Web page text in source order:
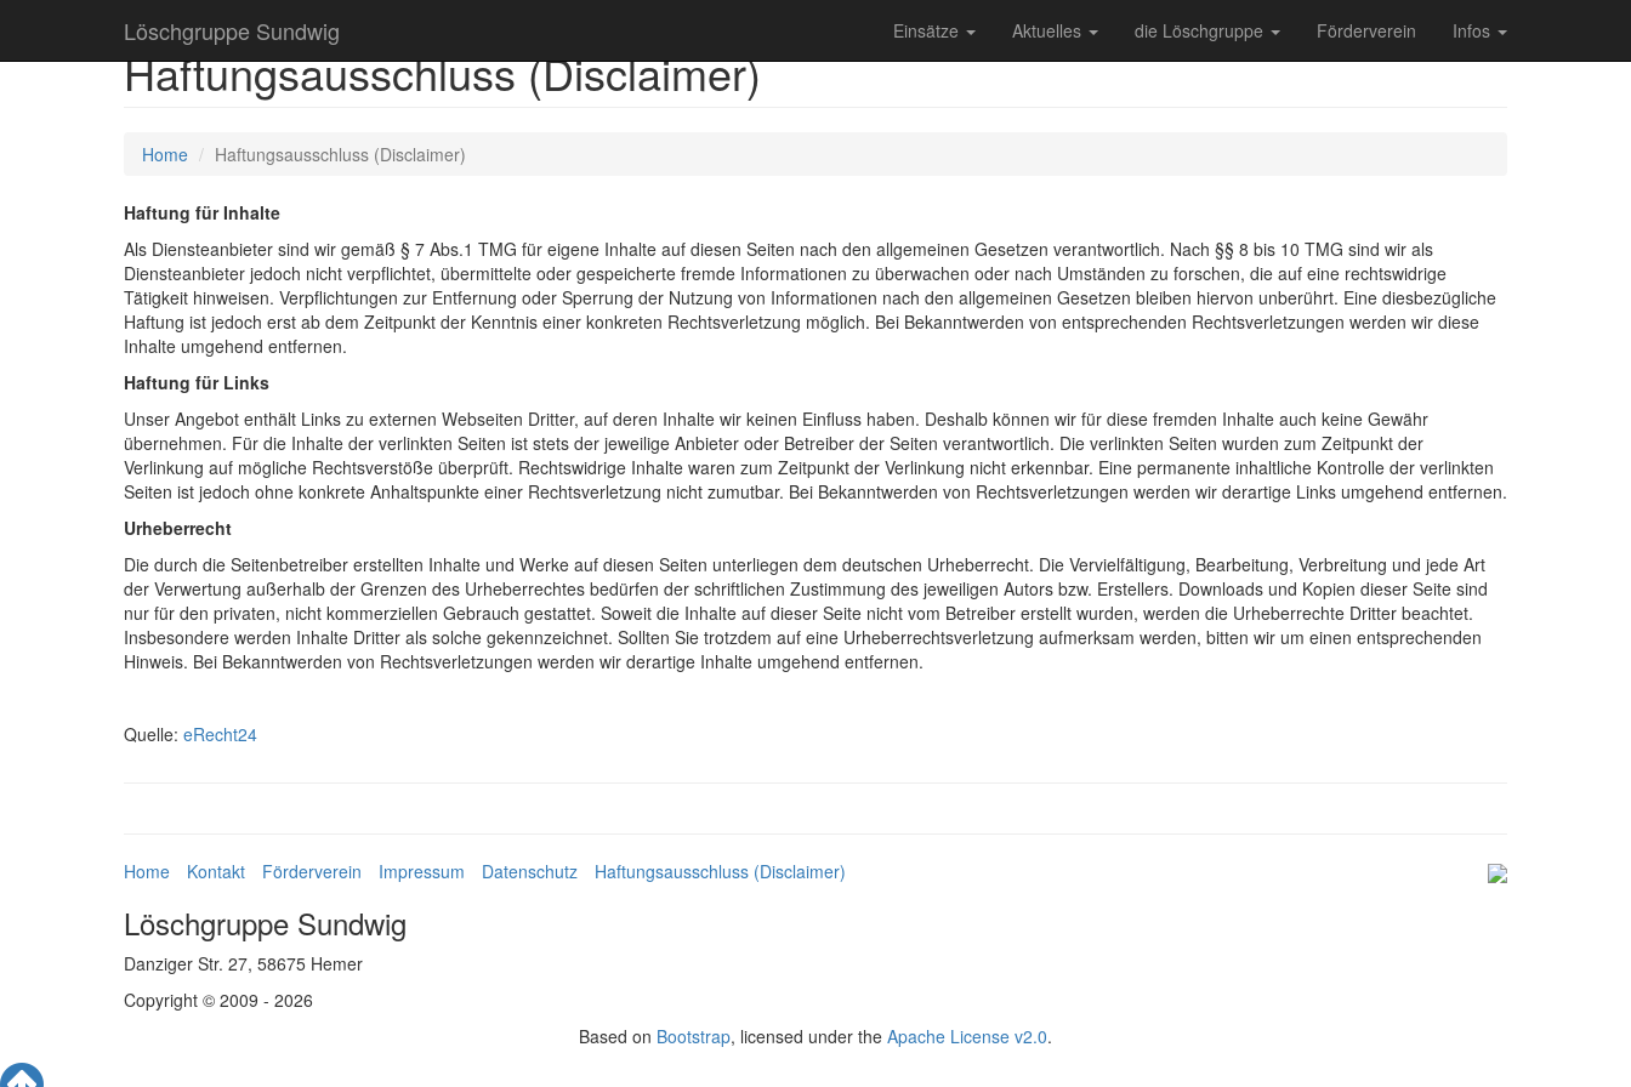
Löschgruppe Sundwig Einsätze Aktuelles die Löschgruppe Förderverein Infos
Haftungsausschluss (Disclaimer)
Home Haftungsausschluss (Disclaimer)
Haftung für Inhalte
Als Diensteanbieter sind wir gemäß § 7 Abs.1 TMG für eigene Inhalte auf diesen Seiten nach den allgemeinen Gesetzen verantwortlich. Nach §§ 8 bis 10 TMG sind wir als
Diensteanbieter jedoch nicht verpflichtet, übermittelte oder gespeicherte fremde Informationen zu überwachen oder nach Umständen zu forschen, die auf eine rechtswidrige
Tätigkeit hinweisen. Verpflichtungen zur Entfernung oder Sperrung der Nutzung von Informationen nach den allgemeinen Gesetzen bleiben hiervon unberührt. Eine diesbezügliche
Haftung ist jedoch erst ab dem Zeitpunkt der Kenntnis einer konkreten Rechtsverletzung möglich. Bei Bekanntwerden von entsprechenden Rechtsverletzungen werden wir diese
Inhalte umgehend entfernen.
Haftung für Links
Unser Angebot enthält Links zu externen Webseiten Dritter, auf deren Inhalte wir keinen Einfluss haben. Deshalb können wir für diese fremden Inhalte auch keine Gewähr
übernehmen. Für die Inhalte der verlinkten Seiten ist stets der jeweilige Anbieter oder Betreiber der Seiten verantwortlich. Die verlinkten Seiten wurden zum Zeitpunkt der
Verlinkung auf mögliche Rechtsverstöße überprüft. Rechtswidrige Inhalte waren zum Zeitpunkt der Verlinkung nicht erkennbar. Eine permanente inhaltliche Kontrolle der verlinkten
Seiten ist jedoch ohne konkrete Anhaltspunkte einer Rechtsverletzung nicht zumutbar. Bei Bekanntwerden von Rechtsverletzungen werden wir derartige Links umgehend entfernen.
Urheberrecht
Die durch die Seitenbetreiber erstellten Inhalte und Werke auf diesen Seiten unterliegen dem deutschen Urheberrecht. Die Vervielfältigung, Bearbeitung, Verbreitung und jede Art
der Verwertung außerhalb der Grenzen des Urheberrechtes bedürfen der schriftlichen Zustimmung des jeweiligen Autors bzw. Erstellers. Downloads und Kopien dieser Seite sind
nur für den privaten, nicht kommerziellen Gebrauch gestattet. Soweit die Inhalte auf dieser Seite nicht vom Betreiber erstellt wurden, werden die Urheberrechte Dritter beachtet.
Insbesondere werden Inhalte Dritter als solche gekennzeichnet. Sollten Sie trotzdem auf eine Urheberrechtsverletzung aufmerksam werden, bitten wir um einen entsprechenden
Hinweis. Bei Bekanntwerden von Rechtsverletzungen werden wir derartige Inhalte umgehend entfernen.
Quelle: eRecht24
Home Kontakt Förderverein Impressum Datenschutz Haftungsausschluss (Disclaimer)
Löschgruppe Sundwig
Danziger Str. 27, 58675 Hemer
Copyright © 2009 - 2026
Based on Bootstrap, licensed under the Apache License v2.0.